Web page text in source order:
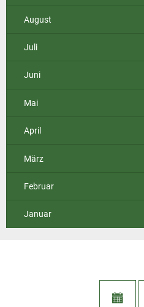
August
Juli
Juni
Mai
April
März
Februar
Januar